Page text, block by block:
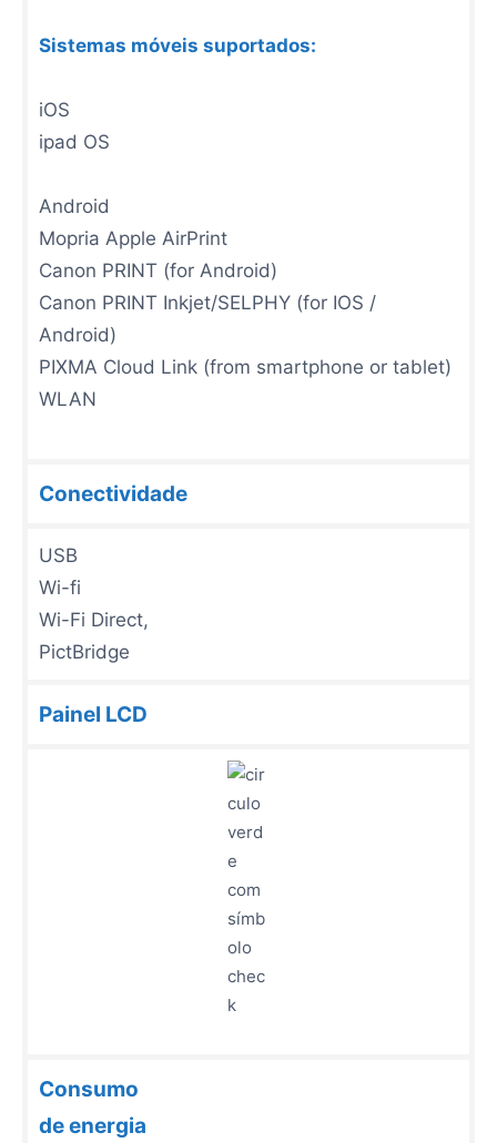
Sistemas móveis suportados:
iOS
ipad OS
Android
Mopria Apple AirPrint
Canon PRINT (for Android)
Canon PRINT Inkjet/SELPHY (for IOS /
Android)
PIXMA Cloud Link (from smartphone or tablet)
WLAN
Conectividade
USB
Wi-fi
Wi-Fi Direct,
PictBridge
Painel LCD
Consumo
de energia